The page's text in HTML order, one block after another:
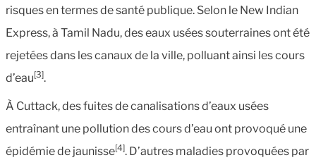
risques en termes de santé publique. Selon le New Indian
Express, à Tamil Nadu, des eaux usées souterraines ont été
rejetées dans les canaux de la ville, polluant ainsi les cours
d’eau[3].
À Cuttack, des fuites de canalisations d’eaux usées
entraînant une pollution des cours d’eau ont provoqué une
épidémie de jaunisse[4]. D’autres maladies provoquées par